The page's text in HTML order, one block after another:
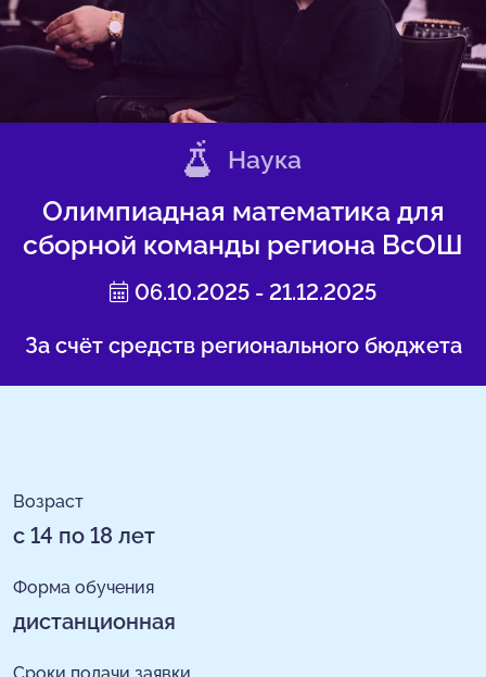
Наука
Олимпиадная математика для
сборной команды региона ВсОШ
06.10.2025 - 21.12.2025
За счёт средств регионального бюджета
Возраст
с 14 по 18 лет
Форма обучения
дистанционная